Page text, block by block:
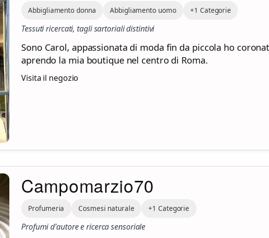
Abbigliamento donna Abbigliamento uomo +1 Categorie
Tessuti ricercati, tagli sartoriali distintivi
Sono Carol, appassionata di moda fin da piccola ho
aprendo la mia boutique nel centro di Roma.
Visita il negozio
Campomarzio70
Profumeria Cosmesi naturale +1 Categorie
Profumi d'autore e ricerca sensoriale